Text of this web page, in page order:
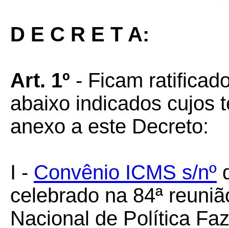
D E C R E T A:
Art. 1º - Ficam
abaixo indicados cujos
anexo a este Decreto:
I - Convênio ICMS s/nº
celebrado na 84ª
Nacional de Política